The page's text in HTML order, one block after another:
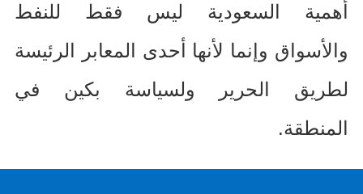
أهمية السعودية ليس فقط للنفط
والأسواق وإنما لأنها أحدى المعابر الرئيسة
لطريق الحرير ولسياسة بكين في
المنطقة.